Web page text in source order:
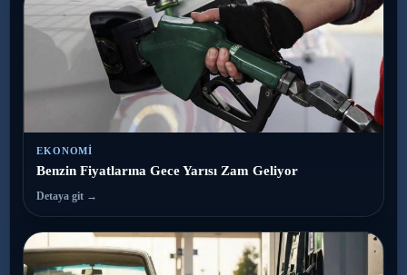
EKONOMI
Benzin Fiyatlarına Gece Yarısı Zam Geliyor
Detaya git →